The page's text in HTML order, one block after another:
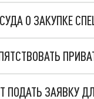
О ЗАКУПКЕ